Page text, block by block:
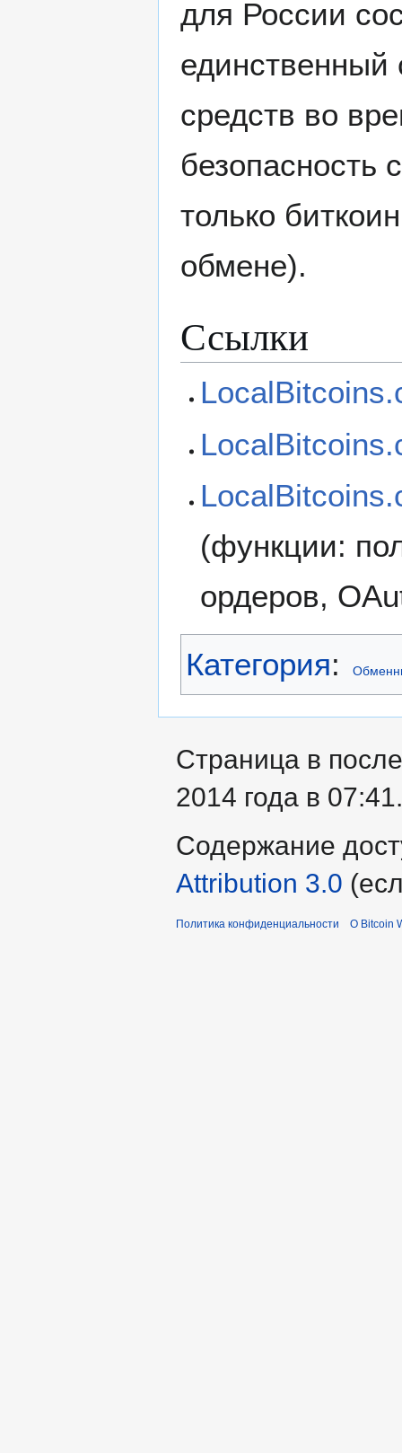
для России
единственный
средств во
безопасность
только
обмене).
Ссылки
(функции:
ордеров,
Категория:
Страница в
2014 года в 07:41.
Содержание
Attribution 3.0
Политика конфиденциальности О Bitcoin